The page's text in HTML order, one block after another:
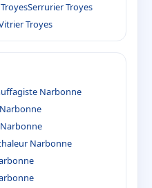
Serrurier Troyes
Troyes
Narbonne
Narbonne